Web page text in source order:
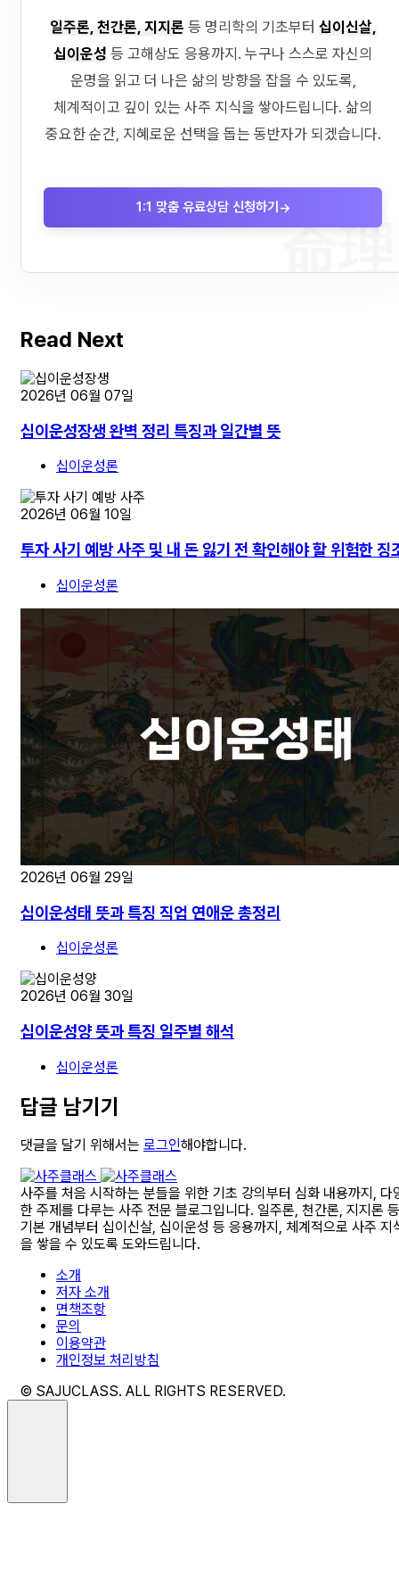
命理
일주론, 천간론, 지지론 등 명리학의 기초부터 십이신살,
십이운성 등 고해상도 응용까지. 누구나 스스로 자신의
운명을 읽고 더 나은 삶의 방향을 잡을 수 있도록,
체계적이고 깊이 있는 사주 지식을 쌓아드립니다. 삶의
중요한 순간, 지혜로운 선택을 돕는 동반자가 되겠습니다.
1:1 맞춤 유료상담 신청하기 →
Read Next
2026년 06월 07일
십이운성장생 완벽 정리 특징과 일간별 뜻
십이운성론
2026년 06월 10일
투자 사기 예방 사주 및 내 돈 잃기 전 확인해야 할 위험한 징
십이운성론
2026년 06월 29일
십이운성태 뜻과 특징 직업 연애운 총정리
십이운성론
2026년 06월 30일
십이운성양 뜻과 특징 일주별 해석
십이운성론
답글 남기기
댓글을 달기 위해서는 로그인해야합니다.
사주를 처음 시작하는 분들을 위한 기초 강의부터 심화 내용까지, 다
한 주제를 다루는 사주 전문 블로그입니다. 일주론, 천간론, 지지론 등
기본 개념부터 십이신살, 십이운성 등 응용까지, 체계적으로 사주 지
을 쌓을 수 있도록 도와드립니다.
소개
저자 소개
면책조항
문의
이용약관
개인정보 처리방침
© SAJUCLASS. ALL RIGHTS RESERVED.